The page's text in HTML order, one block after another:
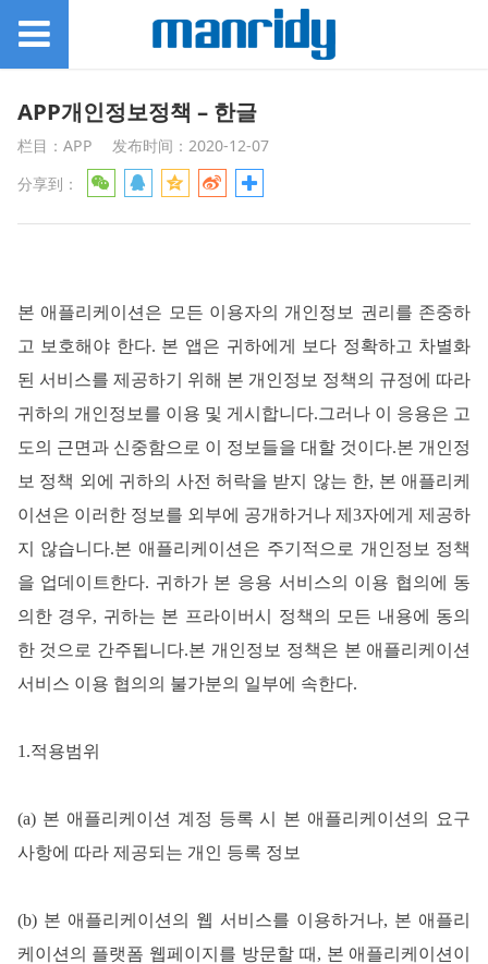
APP개인정보정책 – 한글
栏目：APP
发布时间：2020-12-07
分享到：
본 애플리케이션은 모든 이용자의 개인정보 권리를 존중하
고 보호해야 한다. 본 앱은 귀하에게 보다 정확하고 차별화
된 서비스를 제공하기 위해 본 개인정보 정책의 규정에 따라
귀하의 개인정보를 이용 및 게시합니다.그러나 이 응용은 고
도의 근면과 신중함으로 이 정보들을 대할 것이다.본 개인정
보 정책 외에 귀하의 사전 허락을 받지 않는 한, 본 애플리케
이션은 이러한 정보를 외부에 공개하거나 제3자에게 제공하
지 않습니다.본 애플리케이션은 주기적으로 개인정보 정책
을 업데이트한다. 귀하가 본 응용 서비스의 이용 협의에 동
의한 경우, 귀하는 본 프라이버시 정책의 모든 내용에 동의
한 것으로 간주됩니다.본 개인정보 정책은 본 애플리케이션
서비스 이용 협의의 불가분의 일부에 속한다.
1.적용범위
(a) 본 애플리케이션 계정 등록 시 본 애플리케이션의 요구
사항에 따라 제공되는 개인 등록 정보
(b) 본 애플리케이션의 웹 서비스를 이용하거나, 본 애플리
케이션의 플랫폼 웹페이지를 방문할 때, 본 애플리케이션이